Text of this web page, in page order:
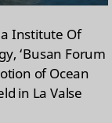
Institute Of
‘Busan Forum
of Ocean
in La Valse